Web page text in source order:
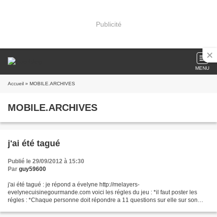
Publicité
MENU
Accueil » MOBILE.ARCHIVES
MOBILE.ARCHIVES
j'ai été tagué
Publié le 29/09/2012 à 15:30
Par guy59600
j'ai été tagué : je répond a évelyne http://melayers-
evelynecuisinegourmande.com voici les régles du jeu : *il faut poster les
régles : *Chaque personne doit répondre a 11 questions sur elle sur son